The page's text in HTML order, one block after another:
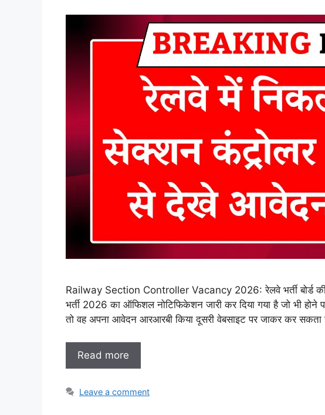
Railway Section Controller Vacancy 2026: रेलवे भर्ती बोर्ड
भर्ती 2026 का ऑफिशल नोटिफिकेशन जारी कर दिया गया है जो भी होने
तो वह अपना आवेदन आरआरबी किया दूसरी वेबसाइट पर जाकर कर
Read more
Leave a comment